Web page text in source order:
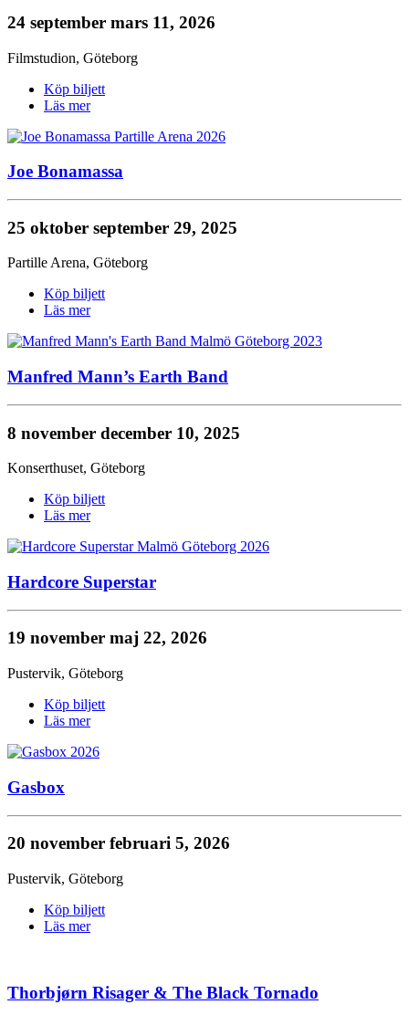
24 september mars 11, 2026
Filmstudion, Göteborg
Köp biljett
Läs mer
Joe Bonamassa
25 oktober september 29, 2025
Partille Arena, Göteborg
Köp biljett
Läs mer
Manfred Mann’s Earth Band
8 november december 10, 2025
Konserthuset, Göteborg
Köp biljett
Läs mer
Hardcore Superstar
19 november maj 22, 2026
Pustervik, Göteborg
Köp biljett
Läs mer
Gasbox
20 november februari 5, 2026
Pustervik, Göteborg
Köp biljett
Läs mer
Thorbjørn Risager & The Black Tornado